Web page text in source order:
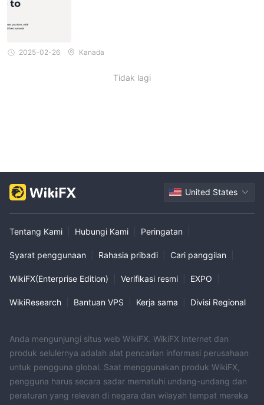
2025-02-26 Kanada
Tidak lagi
United States
Tentang Kami Hubungi Kami Peringatan
Syarat penggunaan Rahasia pribadi Cari panggilan
WikiFX(Enterprise Edition) Verifikasi resmi EXPO
WikiResearch Bantuan VPS Kerja sama Divisi Regional
Anda mengunjungi situs web WikiFX. WikiFX Internet dan
produk selulernya adalah alat pencarian informasi perusahaan
untuk pengguna global. Saat menggunakan produk WikiFX,
pengguna harus secara sadar mematuhi undang-undang dan
peraturan yang relevan di negara dan wilayah tempat mereka